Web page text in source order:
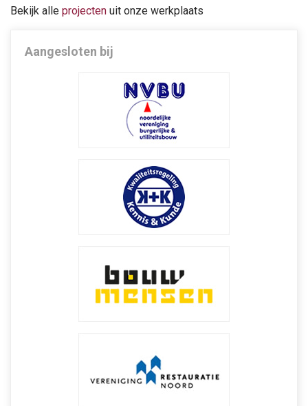
Bekijk alle projecten uit onze werkplaats
Aangesloten bij